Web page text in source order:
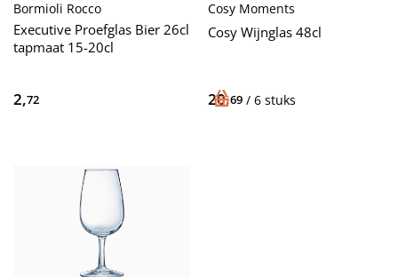
Bormioli Rocco
Executive Proefglas Bier 26cl
tapmaat 15-20cl
2,72
Cosy Moments
Cosy Wijnglas 48cl
20,69 / 6 stuks